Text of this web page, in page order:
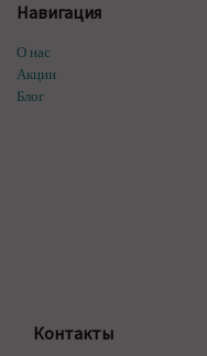
Навигация
О нас
Акции
Блог
Контакты